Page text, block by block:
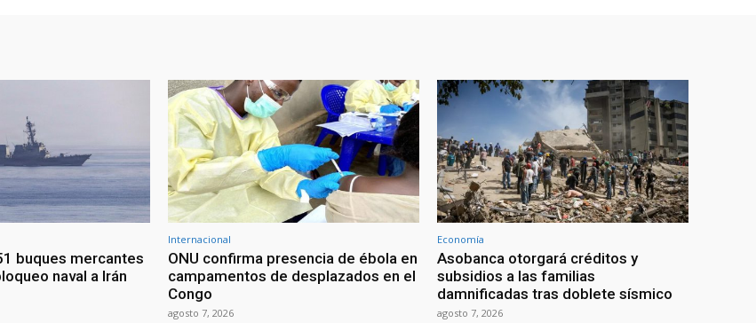
buques mercantes
naval a Irán
Internacional
ONU confirma presencia de ébola en
campamentos de desplazados en el
Congo
agosto 7, 2026
Economía
Asobanca otorgará créditos y
subsidios a las familias
damnificadas tras doblete sísmico
agosto 7, 2026